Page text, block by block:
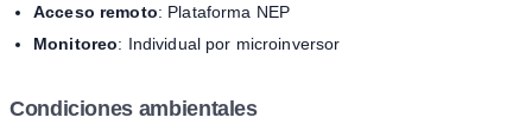
Acceso remoto: Plataforma NEP
Monitoreo: Individual por microinversor
Condiciones ambientales